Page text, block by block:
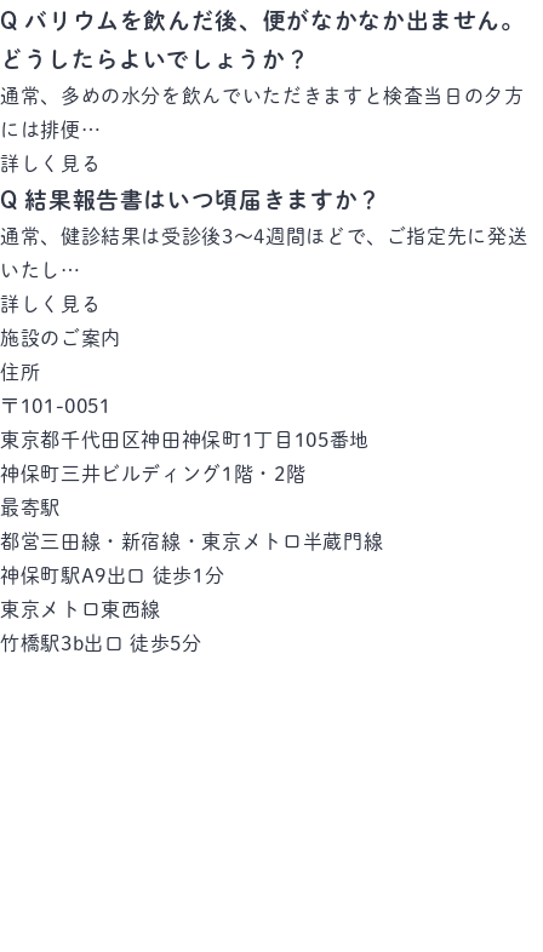
Q バリウムを飲んだ後、便がなかなか出ません。
どうしたらよいでしょうか？
通常、多めの水分を飲んでいただきますと検査当日の夕方
には排便…
詳しく見る
Q 結果報告書はいつ頃届きますか？
通常、健診結果は受診後3～4週間ほどで、ご指定先に発送
いたし…
詳しく見る
施設のご案内
住所
〒101-0051
東京都千代田区神田神保町1丁目105番地
神保町三井ビルディング1階・2階
最寄駅
都営三田線・新宿線・東京メトロ半蔵門線
神保町駅A9出口 徒歩1分
東京メトロ東西線
竹橋駅3b出口 徒歩5分